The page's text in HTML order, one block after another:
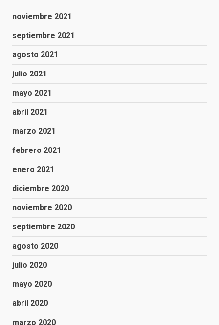
noviembre 2021
septiembre 2021
agosto 2021
julio 2021
mayo 2021
abril 2021
marzo 2021
febrero 2021
enero 2021
diciembre 2020
noviembre 2020
septiembre 2020
agosto 2020
julio 2020
mayo 2020
abril 2020
marzo 2020